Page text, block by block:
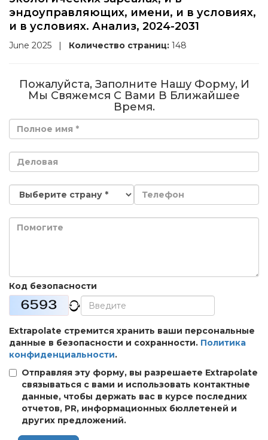
эндоуправляющих, имени, и в условиях,
и в условиях. Анализ, 2024-2031
June 2025 | Количество страниц: 148
Пожалуйста, Заполните Нашу Форму, И
Мы Свяжемся С Вами В Ближайшее
Время.
Код безопасности
Extrapolate стремится хранить ваши персональные
данные в безопасности и сохранности. Политика
конфиденциальности.
Отправляя эту форму, вы разрешаете Extrapolate
связываться с вами и использовать контактные
данные, чтобы держать вас в курсе последних
отчетов, PR, информационных бюллетеней и
других предложений.